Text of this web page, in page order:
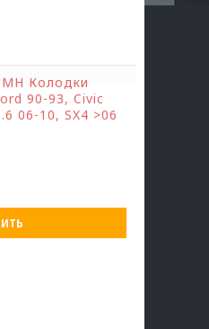
Колодки
90-93, Civic
06-10, SX4 >06